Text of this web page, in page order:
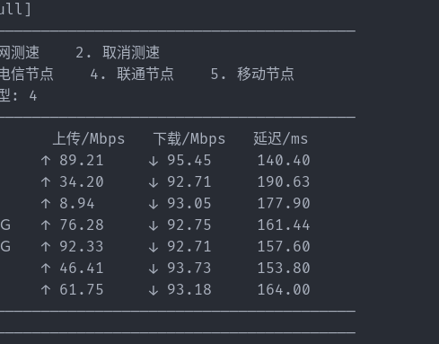
测速    2. 取消测速
节点    4. 联通节点    5. 移动节点
: 4
上传/Mbps   下载/Mbps   延迟/ms
　　　↑ 89.21     ↓ 95.45     140.40
　　　↑ 34.20     ↓ 92.71     190.63
　　　　↑ 8.94      ↓ 93.05     177.90
Ｇ　　↑ 76.28     ↓ 92.75     161.44
Ｇ　　↑ 92.33     ↓ 92.71     157.60
　　　↑ 46.41     ↓ 93.73     153.80
　　　↑ 61.75     ↓ 93.18     164.00